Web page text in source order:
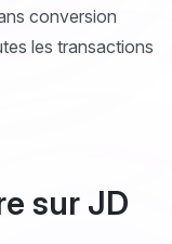
conversion
les transactions
sur JD